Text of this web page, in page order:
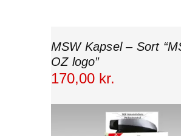
MSW Kapsel – Sort
OZ logo”
170,00 kr.